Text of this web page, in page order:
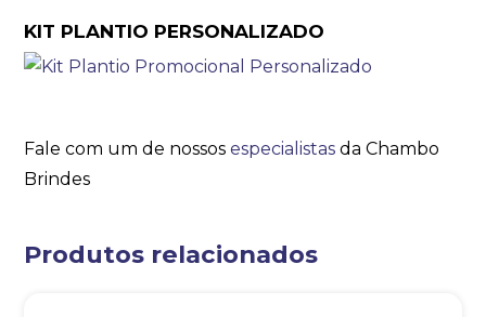
KIT PLANTIO PERSONALIZADO
Fale com um de nossosespecialistas da Chambo
Brindes
Produtos relacionados